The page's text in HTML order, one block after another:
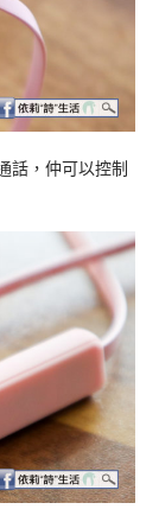
話，仲可以控制